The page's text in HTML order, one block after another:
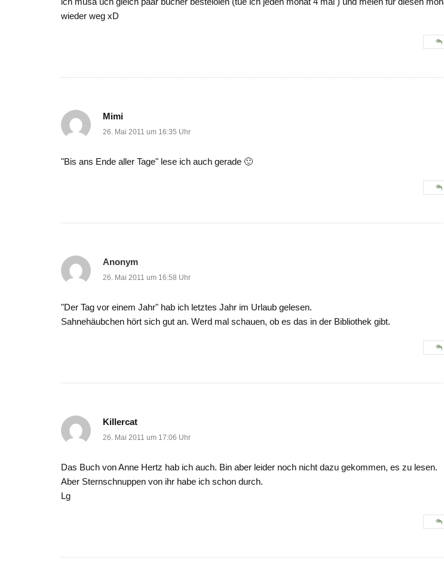
wieder weg xD
Mimi
26. Mai 2011 um 16:35 Uhr
"Bis ans Ende aller Tage" lese ich auch gerade 🙂
Anonym
26. Mai 2011 um 16:58 Uhr
"Der Tag vor einem Jahr" hab ich letztes Jahr im Urlaub gelesen.
Sahnehäubchen hört sich gut an. Werd mal schauen, ob es das in der Bibliothek gibt.
Killercat
26. Mai 2011 um 17:06 Uhr
Das Buch von Anne Hertz hab ich auch. Bin aber leider noch nicht dazu gekommen, es zu lesen.
Aber Sternschnuppen von ihr habe ich schon durch.
Lg